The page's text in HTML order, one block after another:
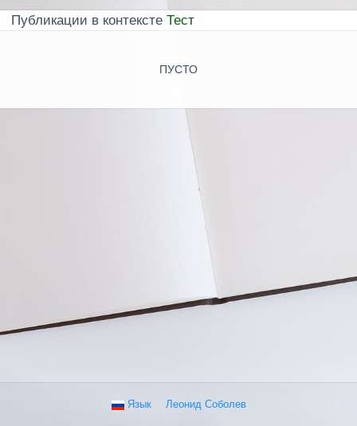
Публикации в контексте Тест
ПУСТО
Язык Леонид Соболев